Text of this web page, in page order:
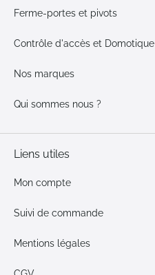
Ferme-portes et pivots
Contrôle d'accès et Domotique
Nos marques
Qui sommes nous ?
Liens utiles
Mon compte
Suivi de commande
Mentions légales